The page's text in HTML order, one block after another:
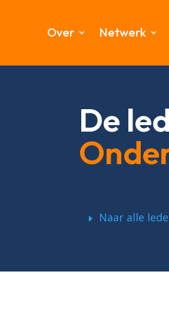
Over Netwerk
De
Naar alle